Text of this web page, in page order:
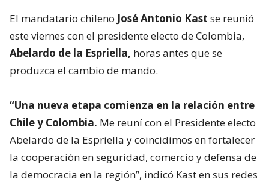
El mandatario chileno José Antonio Kast se reunió
este viernes con el presidente electo de Colombia,
Abelardo de la Espriella, horas antes que se
produzca el cambio de mando.
“Una nueva etapa comienza en la relación entre
Chile y Colombia. Me reuní con el Presidente electo
Abelardo de la Espriella y coincidimos en fortalecer
la cooperación en seguridad, comercio y defensa de
la democracia en la región”, indicó Kast en sus redes